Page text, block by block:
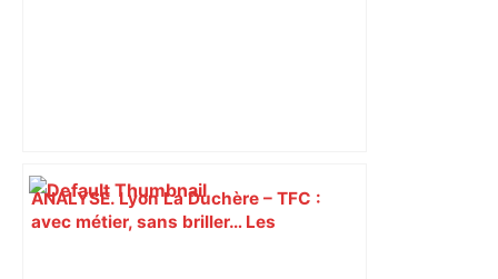
ANALYSE. Lyon La Duchère – TFC :
avec métier, sans briller… Les